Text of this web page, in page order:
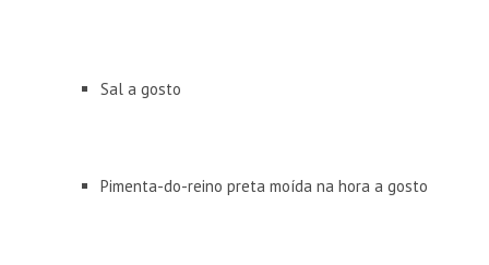
Sal a gosto
Pimenta-do-reino preta moída na hora a gosto